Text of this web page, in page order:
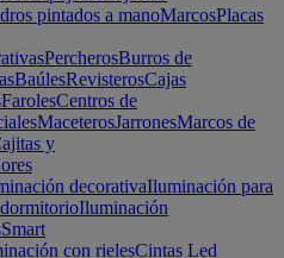
pintados a manoMarcosPlacas
PercherosBurros de
BaúlesRevisterosCajas
FarolesCentros de
MaceterosJarronesMarcos de
y
decorativaIluminación para
Iluminación
Smart
con rielesCintas Led